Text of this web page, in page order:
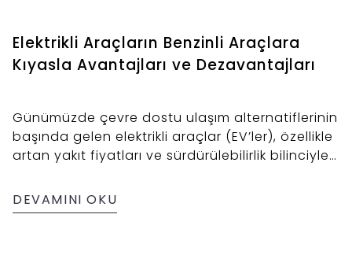
Elektrikli Araçların Benzinli Araçlara
Kıyasla Avantajları ve Dezavantajları
Günümüzde çevre dostu ulaşım alternatiflerinin
başında gelen elektrikli araçlar (EV’ler), özellikle
artan yakıt fiyatları ve sürdürülebilirlik bilinciyle
elektrikli araçlar mı yoksa benzinli araçlar mı
daha avantajlı? Bu yazıda iki teknolojiyi birçok
DEVAMINI OKU